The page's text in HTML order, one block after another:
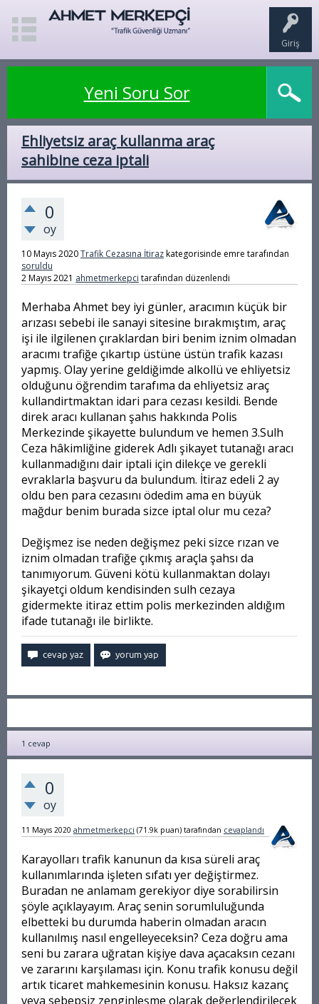
Giriş
Yeni Soru Sor
Ehliyetsiz araç kullanma araç
sahibine ceza iptali
0
oy
10 Mayıs 2020Trafik Cezasına İtirazkategorisinde emre tarafından
soruldu
2 Mayıs 2021 ahmetmerkepci tarafından düzenlendi
Merhaba Ahmet bey iyi günler, aracımın küçük bir
arızası sebebi ile sanayi sitesine bırakmıştım, araç
işi ile ilgilenen çıraklardan biri benim iznim olmadan
aracımı trafiğe çıkartıp üstüne üstün trafik kazası
yapmış. Olay yerine geldiğimde alkollü ve ehliyetsiz
olduğunu öğrendim tarafıma da ehliyetsiz araç
kullandirtmaktan idari para cezası kesildi. Bende
direk aracı kullanan şahıs hakkında Polis
Merkezinde şikayette bulundum ve hemen 3.Sulh
Ceza hâkimliğine giderek Adlı şikayet tutanağı aracı
kullanmadığını dair iptali için dilekçe ve gerekli
evraklarla başvuru da bulundum. İtiraz edeli 2 ay
oldu ben para cezasını ödedim ama en büyük
mağdur benim burada sizce iptal olur mu ceza?
Değişmez ise neden değişmez peki sizce rızan ve
iznim olmadan trafiğe çıkmış araçla şahsı da
tanımıyorum. Güveni kötü kullanmaktan dolayı
şikayetçi oldum kendisinden sulh cezaya
gidermekte itiraz ettim polis merkezinden aldığım
ifade tutanağı ile birlikte.
1 cevap
0
oy
11 Mayıs 2020 ahmetmerkepci (71.9k puan) tarafından cevaplandı
Karayolları trafik kanunun da kısa süreli araç
kullanımlarında işleten sıfatı yer değiştirmez.
Buradan ne anlamam gerekiyor diye sorabilirsin
şöyle açıklayayım. Araç senin sorumluluğunda
elbetteki bu durumda haberin olmadan aracın
kullanılmış nasıl engelleyeceksin? Ceza doğru ama
seni bu zarara uğratan kişiye dava açacaksın cezanı
ve zararını karşılaması için. Konu trafik konusu değil
artık ticaret mahkemesinin konusu. Haksız kazanç
veya sebepsiz zenginleşme olarak değerlendirilecek